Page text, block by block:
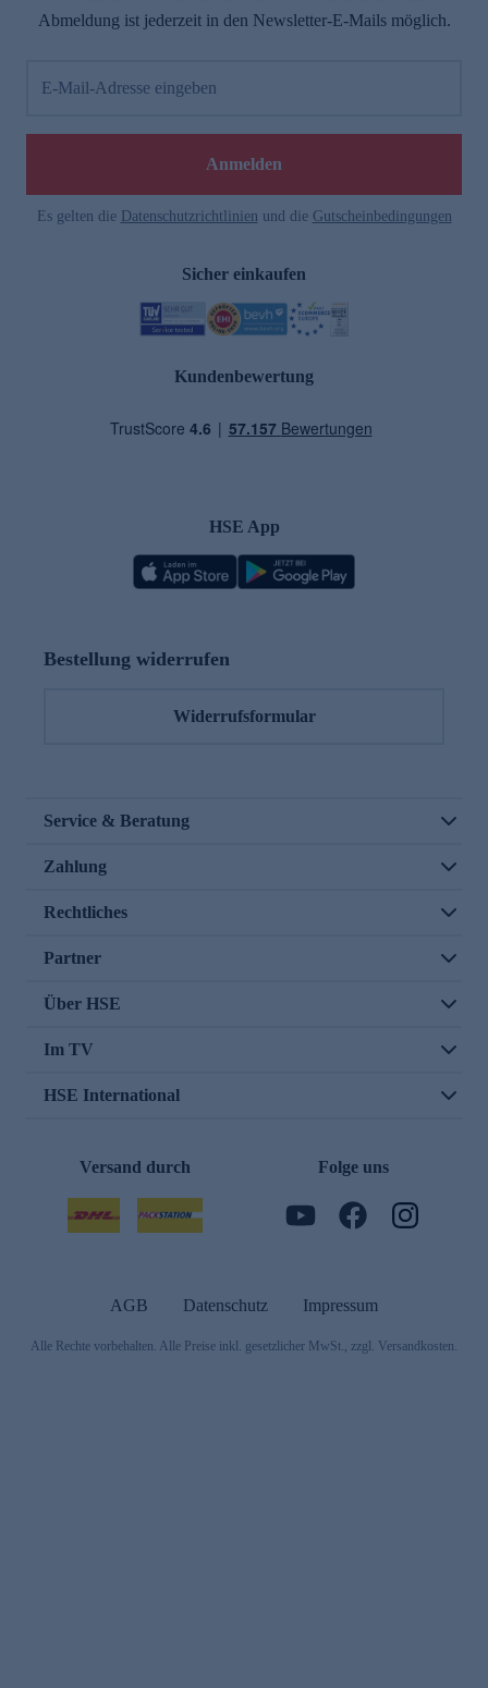
Abmeldung ist jederzeit in den Newsletter-E-Mails möglich.
E-Mail-Adresse eingeben
Anmelden
Es gelten die Datenschutzrichtlinien und die Gutscheinbedingungen
Sicher einkaufen
Kundenbewertung
HSE App
Bestellung widerrufen
Widerrufsformular
Service & Beratung
Zahlung
Rechtliches
Partner
Über HSE
Im TV
HSE International
Versand durch Folge uns
AGB Datenschutz Impressum
Alle Rechte vorbehalten. Alle Preise inkl. gesetzlicher MwSt., zzgl. Versandkosten.